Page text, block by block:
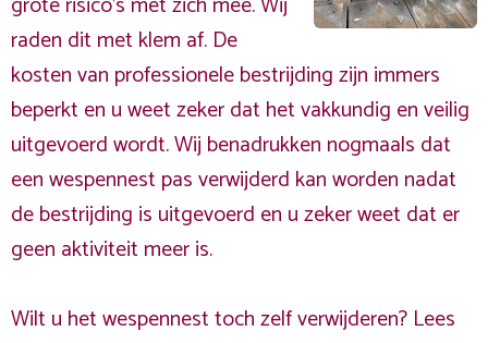
raden dit met klem af. De
kosten van professionele bestrijding zijn immers
beperkt en u weet zeker dat het vakkundig en veilig
uitgevoerd wordt. Wij benadrukken nogmaals dat
een wespennest pas verwijderd kan worden nadat
de bestrijding is uitgevoerd en u zeker weet dat er
geen aktiviteit meer is.
Wilt u het wespennest toch zelf verwijderen? Lees